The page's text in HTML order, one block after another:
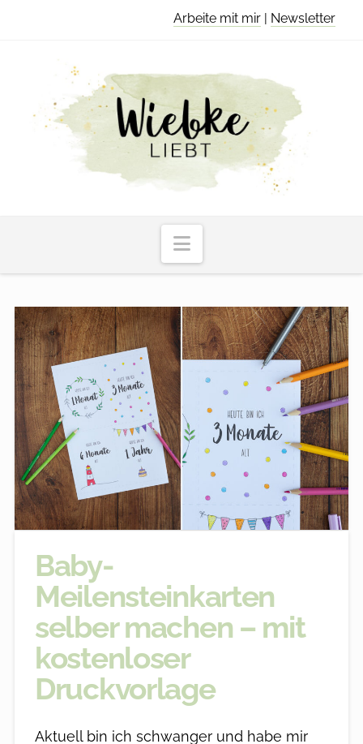
Arbeite mit mir | Newsletter
Navigation
Baby-
Meilensteinkarten
selber machen – mit
kostenloser
Druckvorlage
Aktuell bin ich schwanger und habe mir